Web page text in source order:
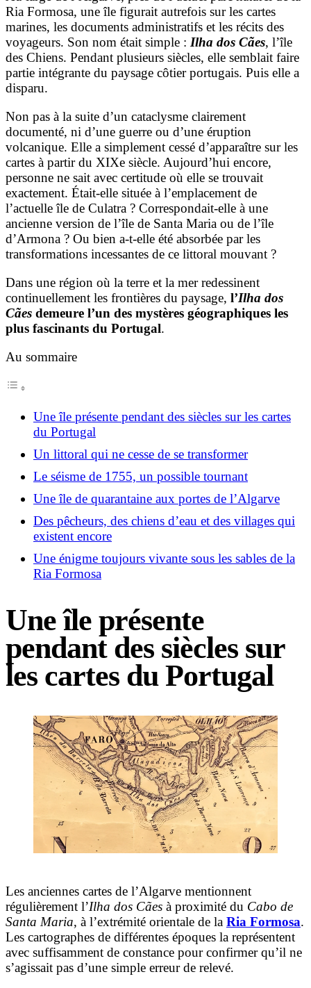
Ria Formosa, une île figurait autrefois sur les cartes
marines, les documents administratifs et les récits des
voyageurs. Son nom était simple : Ilha dos Cães, l’île
des Chiens. Pendant plusieurs siècles, elle semblait faire
partie intégrante du paysage côtier portugais. Puis elle a
disparu.
Non pas à la suite d’un cataclysme clairement
documenté, ni d’une guerre ou d’une éruption
volcanique. Elle a simplement cessé d’apparaître sur les
cartes à partir du XIXe siècle. Aujourd’hui encore,
personne ne sait avec certitude où elle se trouvait
exactement. Était-elle située à l’emplacement de
l’actuelle île de Culatra ? Correspondait-elle à une
ancienne version de l’île de Santa Maria ou de l’île
d’Armona ? Ou bien a-t-elle été absorbée par les
transformations incessantes de ce littoral mouvant ?
Dans une région où la terre et la mer redessinent
continuellement les frontières du paysage, l’Ilha dos
Cães demeure l’un des mystères géographiques les
plus fascinants du Portugal.
Au sommaire
Une île présente pendant des siècles sur les cartes
du Portugal
Un littoral qui ne cesse de se transformer
Le séisme de 1755, un possible tournant
Une île de quarantaine aux portes de l’Algarve
Des pêcheurs, des chiens d’eau et des villages qui
existent encore
Une énigme toujours vivante sous les sables de la
Ria Formosa
Une île présente
pendant des siècles sur
les cartes du Portugal
Les anciennes cartes de l’Algarve mentionnent
régulièrement l’Ilha dos Cães à proximité du Cabo de
Santa Maria, à l’extrémité orientale de la Ria Formosa.
Les cartographes de différentes époques la représentent
avec suffisamment de constance pour confirmer qu’il ne
s’agissait pas d’une simple erreur de relevé.